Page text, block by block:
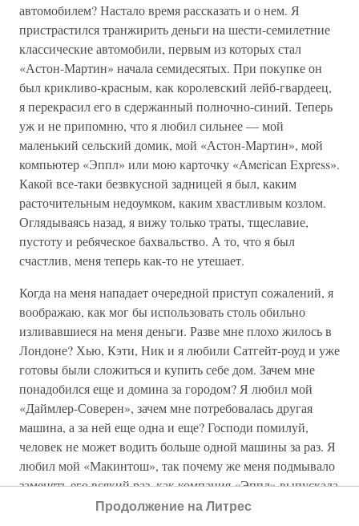
автомобилем? Настало время рассказать и о нем. Я
пристрастился транжирить деньги на шести-семилетние
классические автомобили, первым из которых стал
«Астон-Мартин» начала семидесятых. При покупке он
был крикливо-красным, как королевский лейб-гвардеец,
я перекрасил его в сдержанный полночно-синий. Теперь
уж и не припомню, что я любил сильнее — мой
маленький сельский домик, мой «Астон-Мартин», мой
компьютер «Эппл» или мою карточку «Амerican Express».
Какой все-таки безвкусной задницей я был, каким
расточительным недоумком, каким хвастливым козлом.
Оглядываясь назад, я вижу только траты, тщеславие,
пустоту и ребяческое бахвальство. А то, что я был
счастлив, меня теперь как-то не утешает.
Когда на меня нападает очередной приступ сожалений, я
воображаю, как мог бы использовать столь обильно
изливавшиеся на меня деньги. Разве мне плохо жилось в
Лондоне? Хью, Кэти, Ник и я любили Сатгейт-роуд и уже
готовы были сложиться и купить себе дом. Зачем мне
понадобился еще и домина за городом? Я любил мой
«Даймлер-Соверен», зачем мне потребовалась другая
машина, а за ней еще одна и еще? Господи помилуй,
человек не может водить больше одной машины за раз. Я
любил мой «Макинтош», так почему же меня подмывало
заменять его всякий раз, как компания «Эппл» выпускала
новую модель? Разве нуждался я вовсехигрушках, ради
Продолжение на Литрес